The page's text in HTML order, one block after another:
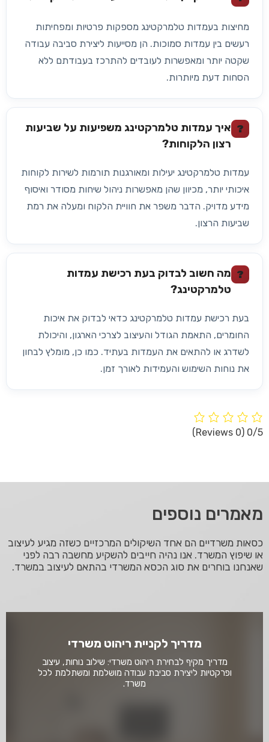
מחיצות בעמדות טלמרקטינג מספקות פרטיות ומפחיתות
רעשים בין עמדות סמוכות. הן מסייעות ליצירת סביבה עבודה
שקטה יותר ומאפשרות לעובדים להתרכז בעבודתם ללא
הסחות דעת מיותרות.
? איך עמדות טלמרקטינג משפיעות על שביעות
רצון הלקוחות?
עמדות טלמרקטינג יעילות ומאורגנות תורמות לשירות לקוחות
איכותי יותר, מכיוון שהן מאפשרות ניהול שיחות מסודר ואיסוף
מידע מדויק. הדבר משפר את חוויית הלקוח ומעלה את רמת
שביעות הרצון.
? מה חשוב לבדוק בעת רכישת עמדות
טלמרקטינג?
בעת רכישת עמדות טלמרקטינג כדאי לבדוק את איכות
החומרים, התאמת הגודל והעיצוב לצרכי הארגון, והיכולת
לשדרג או להתאים את העמדות בעתיד. כמו כן, מומלץ לבחון
את נוחות השימוש והעמידות לאורך זמן.
0/5
(0 Reviews)
מאמרים נוספים
כסאות משרדיים הם אחד השיקולים המרכזיים כשזה מגיע לעיצוב
או שיפוץ המשרד. אנו נהיה חייבים להשקיע מחשבה רבה לפני
שאנחנו בוחרים את סוג הכסא המשרדי בהתאם לעיצוב במשרד.
מדריך לקניית ריהוט משרדי
מדריך מקיף לבחירת ריהוט משרדי: שילוב נוחות, עיצוב
ופרקטיות ליצירת סביבת עבודה מושלמת ומשתלמת לכל
משרד.